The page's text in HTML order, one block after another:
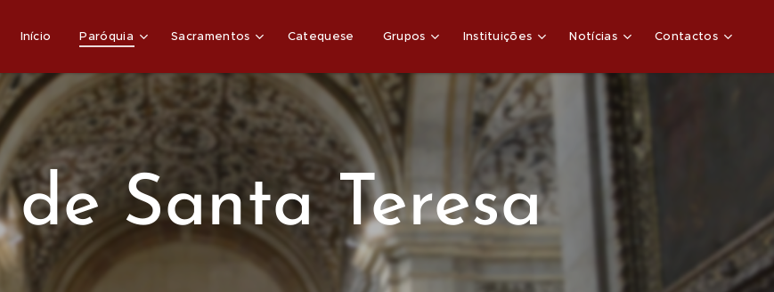
Início Paróquia Sacramentos Catequese Grupos Instituições Notícias Contactos
Santa Teresa